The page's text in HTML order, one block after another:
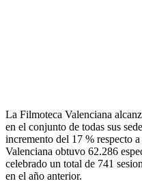
La Filmoteca Valenciana
en el conjunto de todas sus
incremento del 17 % respecto
Valenciana obtuvo 62.286
celebrado un total de 741
en el año anterior.